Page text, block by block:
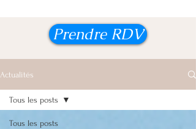
Prendre RDV
Actualités
Tous les posts
Tous les posts